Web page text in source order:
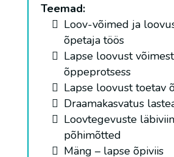
Teemad:
Loov-võimed ja
õpetaja töös
Lapse loovust
õppeprotsess
Lapse loovust toetav
Draamakasvatus
Loovtegevuste
põhimõtted
Mäng – lapse õpiviis